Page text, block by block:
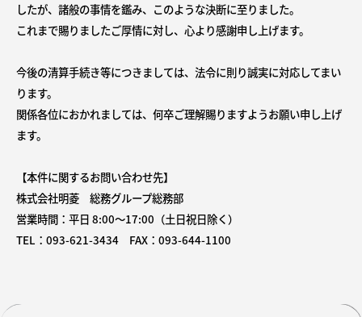
したが、諸般の事情を鑑み、このような決断に至りました。
これまで賜りましたご厚情に対し、心より感謝申し上げます。
今後の清算手続き等につきましては、法令に則り誠実に対応してまい
ります。
関係各位におかれましては、何卒ご理解賜りますようお願い申し上げ
ます。
【本件に関するお問い合わせ先】
株式会社明菱 総務グループ総務部
営業時間：平日 8:00～17:00（土日祝日除く）
TEL：093-621-3434 FAX：093-644-1100